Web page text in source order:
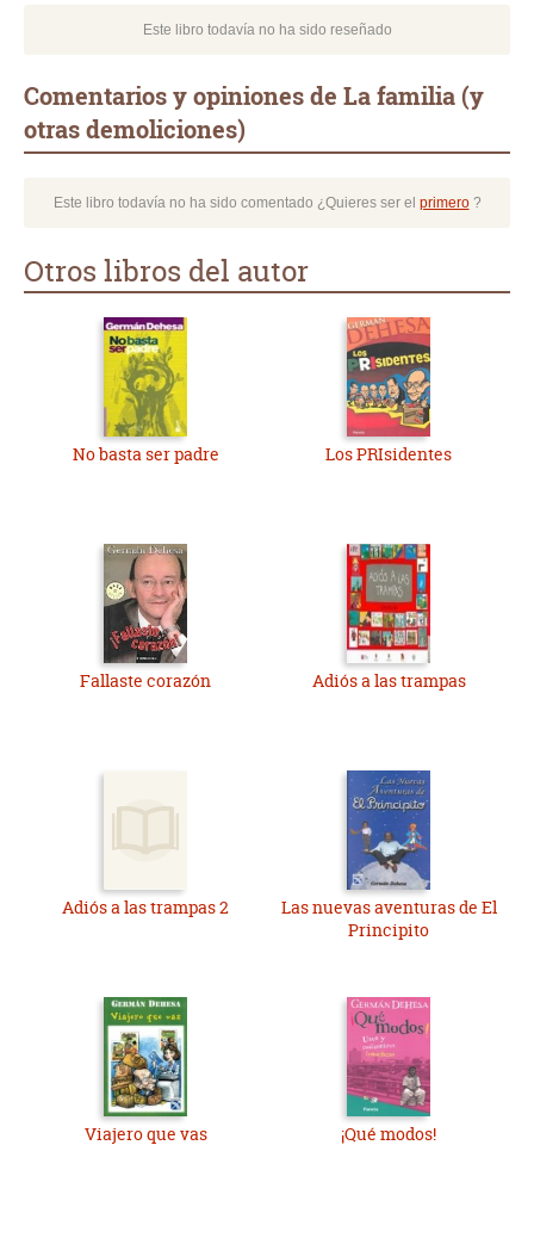
Este libro todavía no ha sido reseñado
Comentarios y opiniones de La familia (y
otras demoliciones)
Este libro todavía no ha sido comentado ¿Quieres ser el primero?
Otros libros del autor
No basta ser padre Los PRIsidentes
Fallaste corazón Adiós a las trampas
Adiós a las trampas 2
Las nuevas aventuras de El
Principito
Viajero que vas ¡Qué modos!